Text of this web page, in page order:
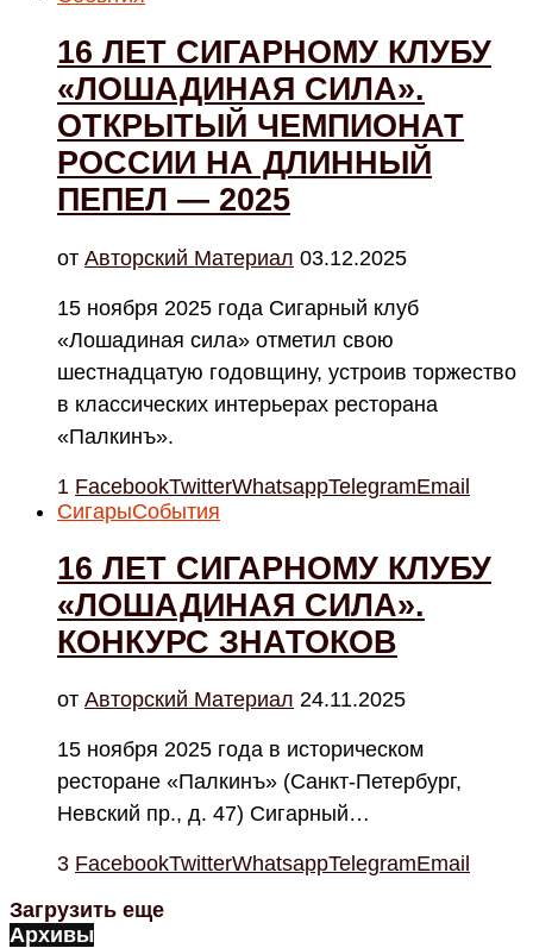
16 ЛЕТ СИГАРНОМУ КЛУБУ
«ЛОШАДИНАЯ СИЛА».
ОТКРЫТЫЙ ЧЕМПИОНАТ
РОССИИ НА ДЛИННЫЙ
ПЕПЕЛ — 2025
от Авторский Материал 03.12.2025
15 ноября 2025 года Сигарный клуб
«Лошадиная сила» отметил свою
шестнадцатую годовщину, устроив торжество
в классических интерьерах ресторана
«Палкинъ».
1 FacebookTwitterWhatsappTelegramEmail
СигарыСобытия
16 ЛЕТ СИГАРНОМУ КЛУБУ
«ЛОШАДИНАЯ СИЛА».
КОНКУРС ЗНАТОКОВ
от Авторский Материал 24.11.2025
15 ноября 2025 года в историческом
ресторане «Палкинъ» (Санкт-Петербург,
Невский пр., д. 47) Сигарный…
3 FacebookTwitterWhatsappTelegramEmail
Загрузить еще
Архивы